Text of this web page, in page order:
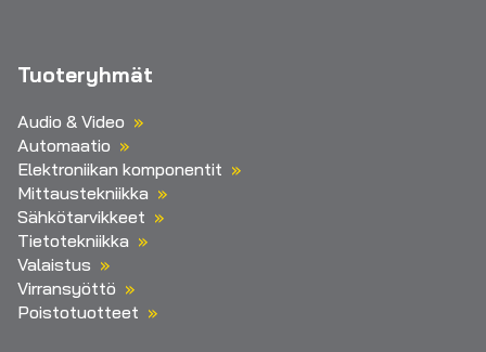
Tuoteryhmät
Audio & Video
Automaatio
Elektroniikan komponentit
Mittaustekniikka
Sähkötarvikkeet
Tietotekniikka
Valaistus
Virransyöttö
Poistotuotteet